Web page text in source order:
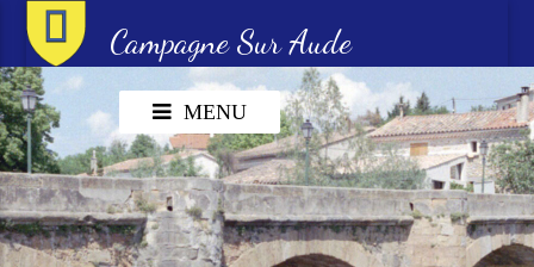
Campagne Sur Aude
MENU